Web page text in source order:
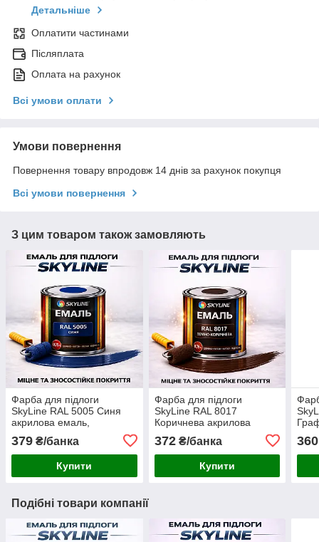
Детальніше
Оплатити частинами
Післяплата
Оплата на рахунок
Всі умови оплати
Умови повернення
Повернення товару впродовж 14 днів за рахунок покупця
Всі умови повернення
З цим товаром також замовляють
Фарба для підлоги
SkyLine RAL 5005 Синя
акрилова емаль,
зносостійка, вологостійка,
без запаху, для бетону та
дерева 0.75 л
379 ₴/банка
Купити
Фарба для підлоги
SkyLine RAL 8017
Коричнева акрилова
вологостійка, без запаху,
для бетону та дерева 0.75
372₴/банка
Купити
для
360
Подібні товари компанії